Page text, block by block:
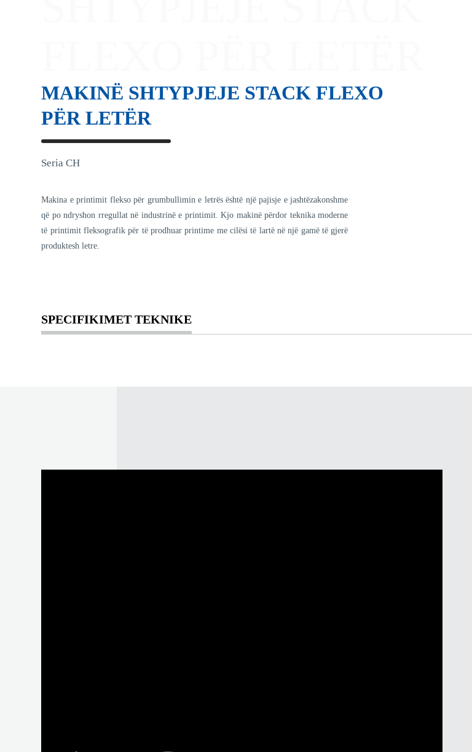
MAKINË SHTYPJEJE STACK FLEXO
PËR LETËR
Seria CH
Makina e printimit flekso për grumbullimin e letrës është një pajisje e jashtëzakonshme
që po ndryshon rregullat në industrinë e printimit. Kjo makinë përdor teknika moderne
të printimit fleksografik për të prodhuar printime me cilësi të lartë në një gamë të gjerë
produktesh letre.
SPECIFIKIMET TEKNIKE